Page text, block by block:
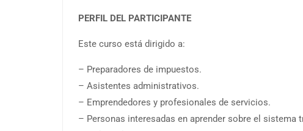
PERFIL DEL PARTICIPANTE
Este curso está dirigido a:
– Preparadores de impuestos.
– Asistentes administrativos.
– Emprendedores y profesionales de servicios.
– Personas interesadas en aprender sobre el sistema